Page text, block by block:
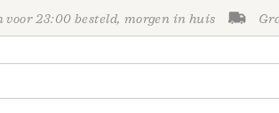
voor 23:00 besteld, morgen in huis